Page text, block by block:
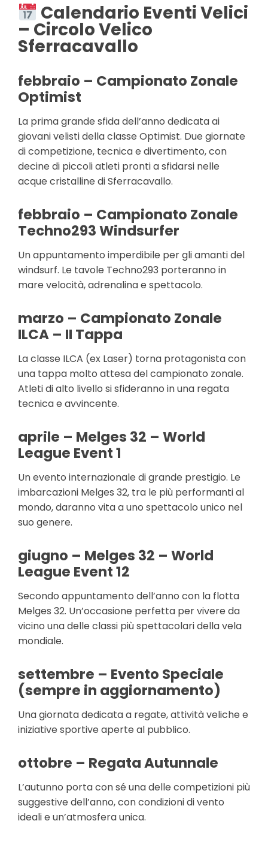
Calendario Eventi Velici
– Circolo Velico
Sferracavallo
febbraio – Campionato Zonale
Optimist
La prima grande sfida dell’anno dedicata ai
giovani velisti della classe Optimist. Due giornate
di competizione, tecnica e divertimento, con
decine di piccoli atleti pronti a sfidarsi nelle
acque cristalline di Sferracavallo.
febbraio – Campionato Zonale
Techno293 Windsurfer
Un appuntamento imperdibile per gli amanti del
windsurf. Le tavole Techno293 porteranno in
mare velocità, adrenalina e spettacolo.
marzo – Campionato Zonale
ILCA – II Tappa
La classe ILCA (ex Laser) torna protagonista con
una tappa molto attesa del campionato zonale.
Atleti di alto livello si sfideranno in una regata
tecnica e avvincente.
aprile – Melges 32 – World
League Event 1
Un evento internazionale di grande prestigio. Le
imbarcazioni Melges 32, tra le più performanti al
mondo, daranno vita a uno spettacolo unico nel
suo genere.
giugno – Melges 32 – World
League Event 12
Secondo appuntamento dell’anno con la flotta
Melges 32. Un’occasione perfetta per vivere da
vicino una delle classi più spettacolari della vela
mondiale.
settembre – Evento Speciale
(sempre in aggiornamento)
Una giornata dedicata a regate, attività veliche e
iniziative sportive aperte al pubblico.
ottobre – Regata Autunnale
L’autunno porta con sé una delle competizioni più
suggestive dell’anno, con condizioni di vento
ideali e un’atmosfera unica.